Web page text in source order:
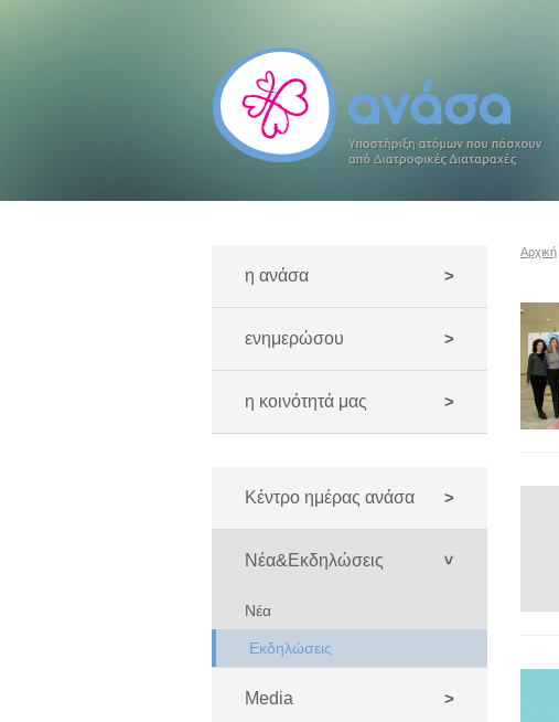
η ανάσα
ενημερώσου
η κοινότητά μας
Κέντρο ημέρας ανάσα
Νέα&Εκδηλώσεις
Νέα
Εκδηλώσεις
Media
Αρχική